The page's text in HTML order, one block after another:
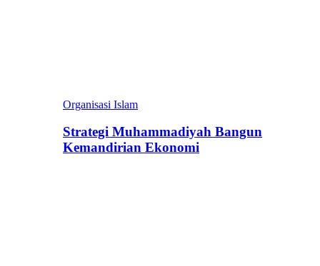
Organisasi Islam
Strategi Muhammadiyah Bangun
Kemandirian Ekonomi